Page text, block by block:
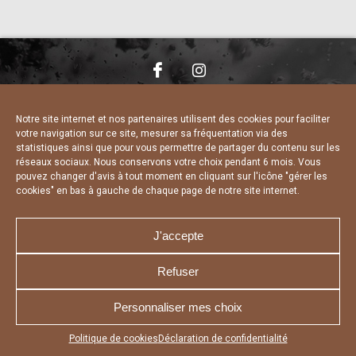
Notre site internet et nos partenaires utilisent des cookies pour faciliter
votre navigation sur ce site, mesurer sa fréquentation via des
statistiques ainsi que pour vous permettre de partager du contenu sur les
réseaux sociaux. Nous conservons votre choix pendant 6 mois. Vous
pouvez changer d'avis à tout moment en cliquant sur l'icône "gérer les
cookies" en bas à gauche de chaque page de notre site internet.
J'accepte
Refuser
Personnaliser mes choix
Politique de cookies Déclaration de confidentialité
Appuyez sur le bouton partager en bas de votre
CHARTE DE CONFIDENTIALITÉ
DÉCLARATION DE CONFIDENTIALITÉ
POLITIQUE D’UTILISATION DES COOKIES
RÉALISÉ PAR L’AGENCE WEB A3 WEB